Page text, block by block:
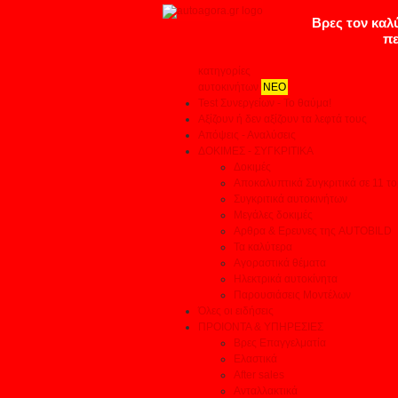
κατηγορίες
αυτοκινήτων ΝΕΟ
Test Συνεργείων - Το θαύμα!
Αξίζουν ή δεν αξίζουν τα λεφτά τους
Απόψεις - Αναλύσεις
ΔΟΚΙΜΕΣ - ΣΥΓΚΡΙΤΙΚΑ
Δοκιμές
Αποκαλυπτικά Συγκριτικά σε 11
Συγκριτικά αυτοκινήτων
Μεγάλες δοκιμές
Αρθρα & Ερευνες της AUTOBILD
Τα καλύτερα
Αγοραστικά θέματα
Ηλεκτρικά αυτοκίνητα
Παρουσιάσεις Μοντέλων
Όλες οι ειδήσεις
ΠΡΟΙΟΝΤΑ & ΥΠΗΡΕΣΙΕΣ
Βρες Επαγγελματία
Ελαστικά
After sales
Ανταλλακτικά